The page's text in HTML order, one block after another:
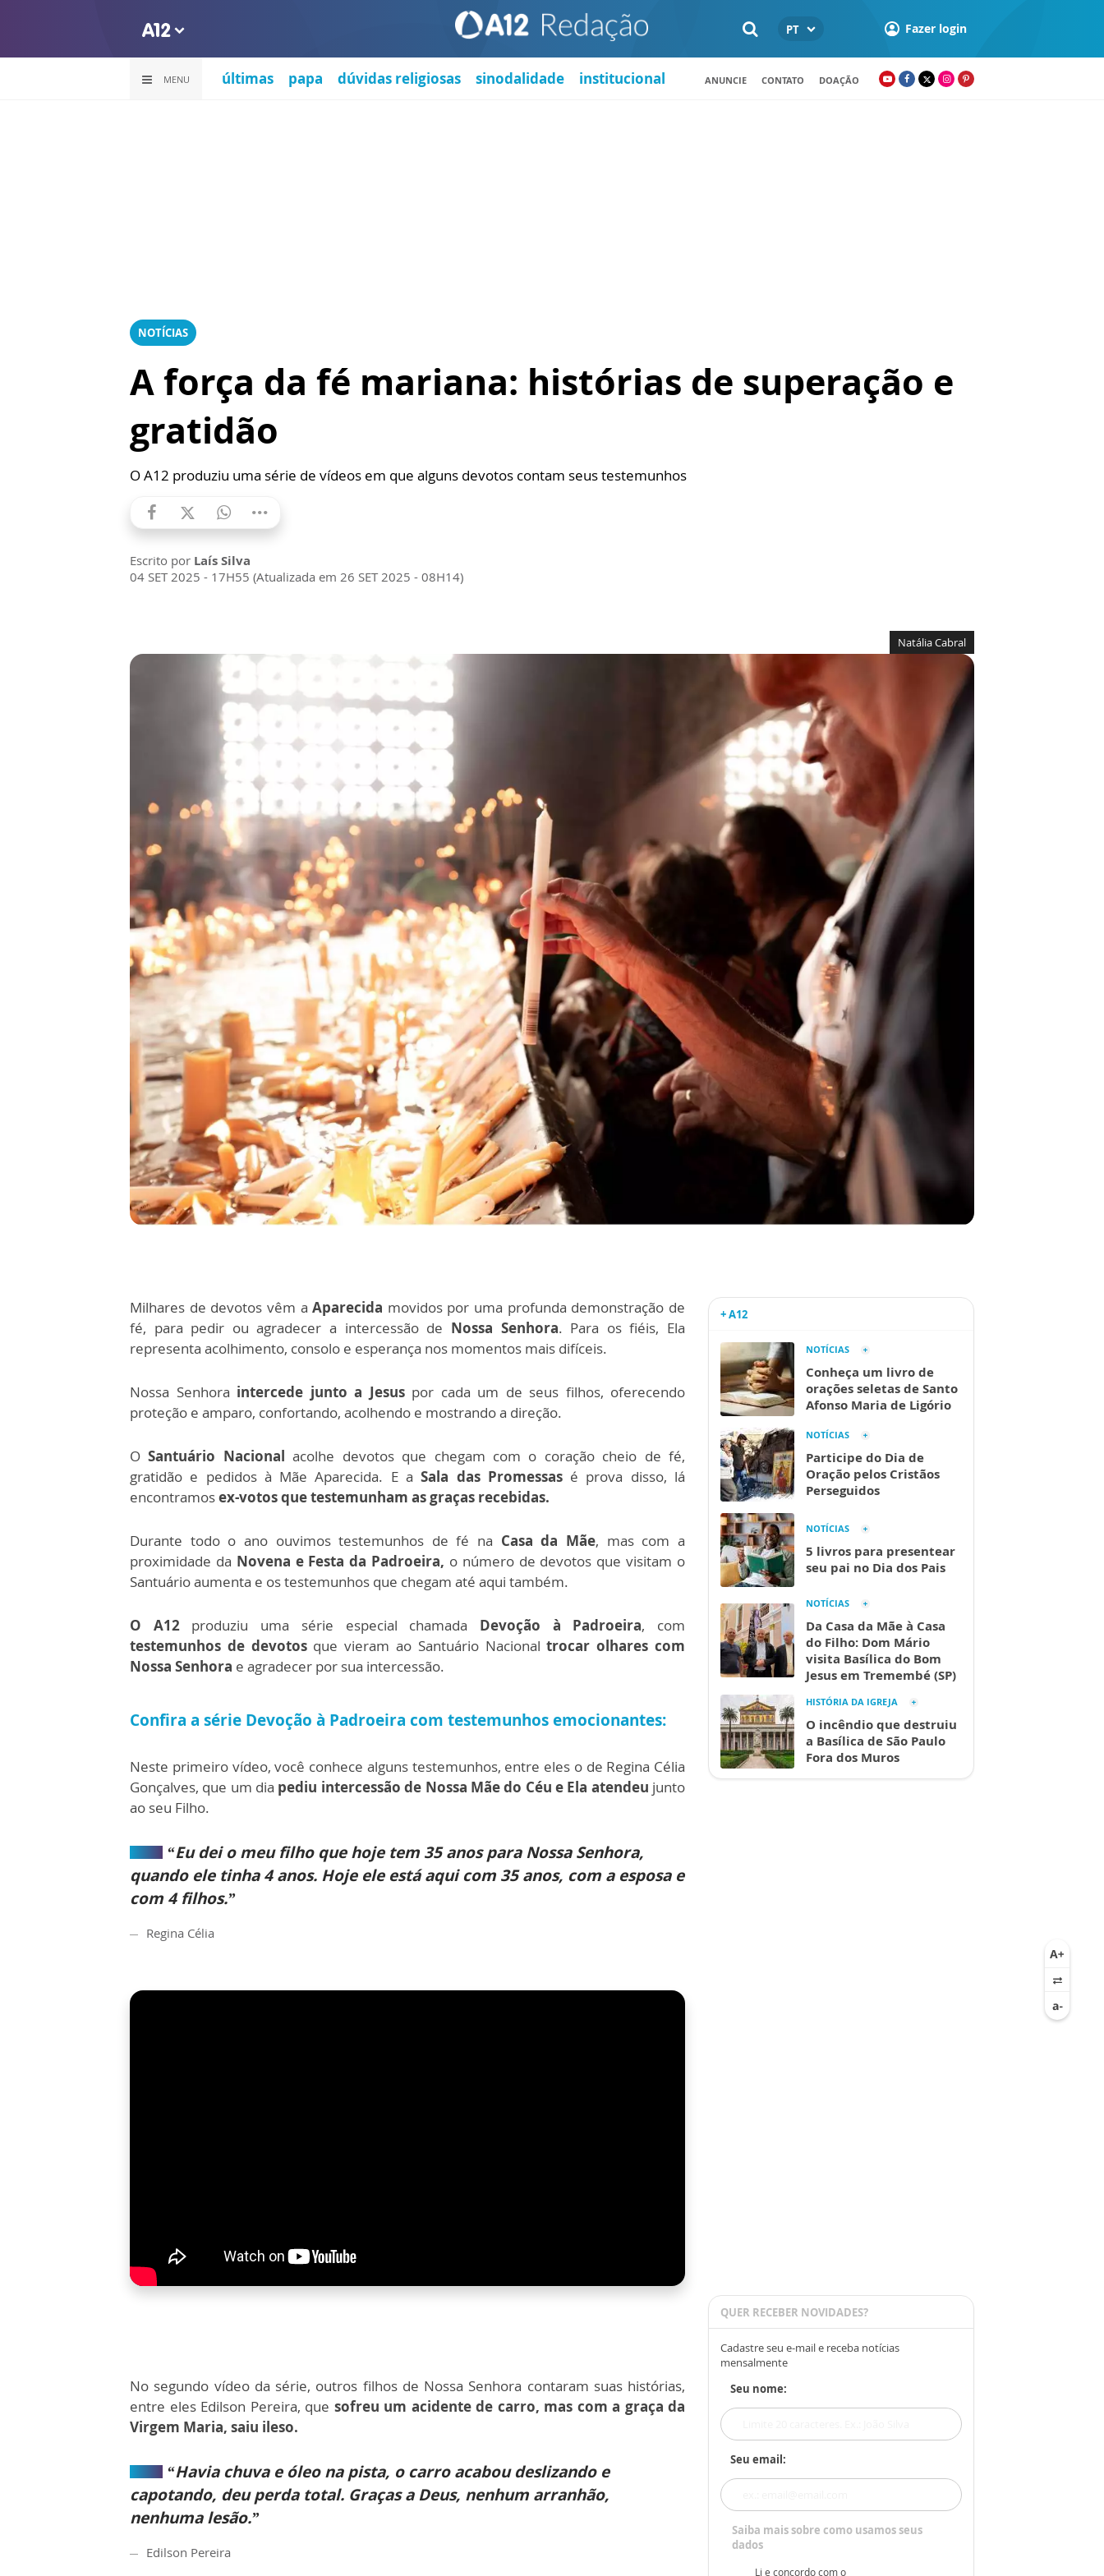
PT Fazer login
MENU últimas papa dúvidas religiosas sinodalidade institucional ANUNCIE CONTATO DOAÇÃO
NOTÍCIAS
A força da fé mariana: histórias de superação e
gratidão
O A12 produziu uma série de vídeos em que alguns devotos contam seus testemunhos
Escrito por Laís Silva
04 SET 2025 - 17H55 (Atualizada em 26 SET 2025 - 08H14)
Natália Cabral
Milhares de devotos vêm aAparecida movidos por uma profunda demonstração de
fé, para pedir ou agradecer a intercessão de Nossa Senhora. Para os fiéis, Ela
representa acolhimento, consolo e esperança nos momentos mais difíceis.
Nossa Senhora intercede junto a Jesuspor cada um de seus filhos, oferecendo
proteção e amparo, confortando, acolhendo e mostrando a direção.
OSantuário Nacionalacolhe devotos que chegam com o coração cheio de fé,
gratidão e pedidos à Mãe Aparecida. E aSala das Promessas é prova disso, lá
encontramosex-votos que testemunham as graças recebidas.
Durante todo o ano ouvimos testemunhos de fé na Casa da Mãe, mas com a
proximidade da Novena e Festa da Padroeira, o número de devotos que visitam o
Santuário aumenta e os testemunhos que chegam até aqui também.
O A12 produziu uma série especial chamada Devoção à Padroeira, com
testemunhos de devotosque vieram ao Santuário Nacionaltrocar olhares com
Nossa Senhora e agradecer por sua intercessão.
Confira a série Devoção à Padroeira com testemunhos emocionantes:
Neste primeiro vídeo, você conhece alguns testemunhos, entre eles o de Regina Célia
Gonçalves, que um dia pediu intercessão de Nossa Mãe do Céu e Ela atendeu junto
ao seu Filho.
“Eu dei o meu filho que hoje tem 35 anos para Nossa Senhora,
quando ele tinha 4 anos. Hoje ele está aqui com 35 anos, com a esposa e
com 4 filhos.”
Regina Célia
No segundo vídeo da série, outros filhos de Nossa Senhora contaram suas histórias,
entre eles Edilson Pereira, que sofreu um acidente de carro, mas com a graça da
Virgem Maria, saiu ileso.
“Havia chuva e óleo na pista, o carro acabou deslizando e
capotando, deu perda total. Graças a Deus, nenhum arranhão,
nenhuma lesão.”
Edilson Pereira
+ A12
NOTÍCIAS
Conheça um livro de
orações seletas de Santo
Afonso Maria de Ligório
NOTÍCIAS
Participe do Dia de
Oração pelos Cristãos
Perseguidos
NOTÍCIAS
5 livros para presentear
seu pai no Dia dos Pais
NOTÍCIAS
Da Casa da Mãe à Casa
do Filho: Dom Mário
visita Basílica do Bom
Jesus em Tremembé (SP)
HISTÓRIA DA IGREJA
O incêndio que destruiu
a Basílica de São Paulo
Fora dos Muros
QUER RECEBER NOVIDADES?
Cadastre seu e-mail e receba notícias
mensalmente
Seu nome:
Seu email:
Saiba mais sobre como usamos seus
dados
Li e concordo com o